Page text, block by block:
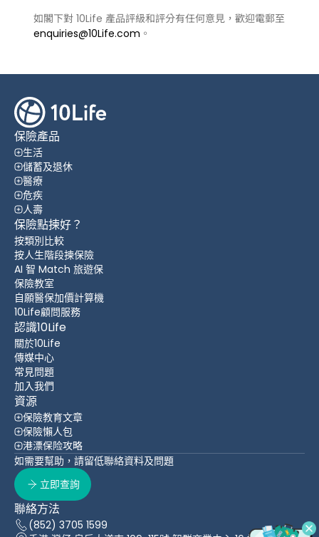
如閣下對 10Life 產品評級和評分有任何意見，歡迎電郵至
enquiries@10Life.com 。
保險產品
生活
儲蓄及退休
醫療
危疾
人壽
保險點揀好？
按類別比較
按人生階段揀保險
AI 智 Match 旅遊保
保險教室
自願醫保加價計算機
10Life顧問服務
認識10Life
關於10Life
傳媒中心
常見問題
加入我們
資源
保險教育文章
保險懶人包
港漂保险攻略
如需要幫助，請留低聯絡資料及問題
立即查詢
聯絡方法
(852) 3705 1599